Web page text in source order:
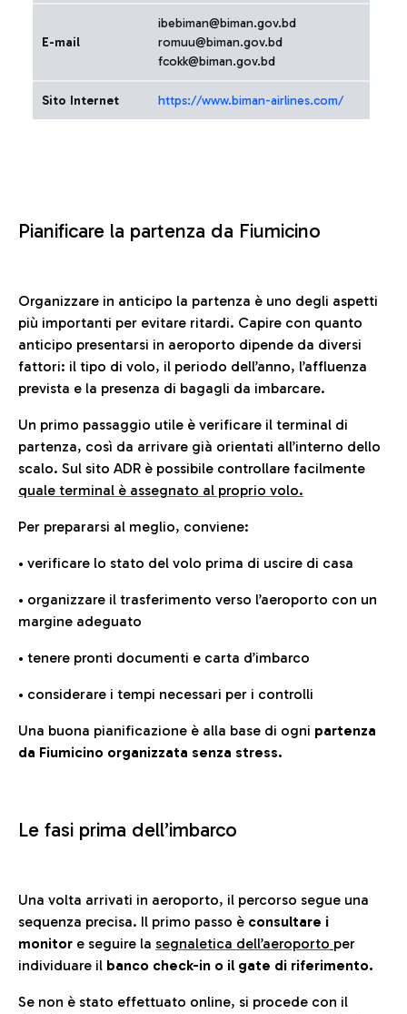
E-mail
ibebiman@biman.gov.bd
romuu@biman.gov.bd
fcokk@biman.gov.bd
Sito Internet https://www.biman-airlines.com/
Pianificare la partenza da Fiumicino
Organizzare in anticipo la partenza è uno degli aspetti
più importanti per evitare ritardi. Capire con quanto
anticipo presentarsi in aeroporto dipende da diversi
fattori: il tipo di volo, il periodo dell’anno, l’affluenza
prevista e la presenza di bagagli da imbarcare.
Un primo passaggio utile è verificare il terminal di
partenza, così da arrivare già orientati all’interno dello
scalo. Sul sito ADR è possibile controllare facilmente
quale terminal è assegnato al proprio volo.
Per prepararsi al meglio, conviene:
• verificare lo stato del volo prima di uscire di casa
• organizzare il trasferimento verso l’aeroporto con un
margine adeguato
• tenere pronti documenti e carta d’imbarco
• considerare i tempi necessari per i controlli
Una buona pianificazione è alla base di ogni partenza
da Fiumicino organizzata senza stress.
Le fasi prima dell’imbarco
Una volta arrivati in aeroporto, il percorso segue una
sequenza precisa. Il primo passo è consultare i
monitor e seguire la segnaletica dell’aeroporto per
individuare il banco check-in o il gate di riferimento.
Se non è stato effettuato online, si procede con il